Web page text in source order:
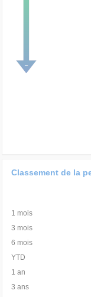
Classement de la
1 mois
3 mois
6 mois
YTD
1 an
3 ans